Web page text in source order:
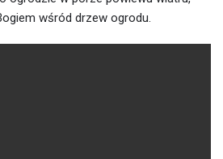
wśród drzew ogrodu.